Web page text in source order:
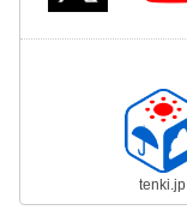
tenki.jp